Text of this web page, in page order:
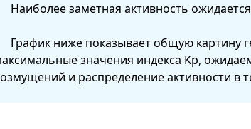
Наиболее заметная активность
График ниже показывает общую картину
значения индекса Kp,
и распределение активности в